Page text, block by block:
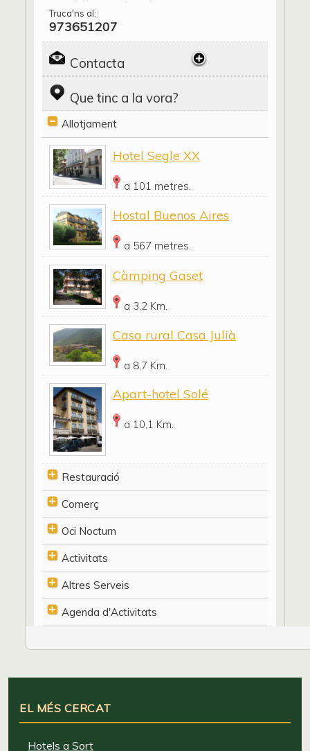
Truca'ns al:
973651207
Contacta
Que tinc a la vora?
Allotjament
Hotel Segle XX
a 101 metres.
Hostal Buenos Aires
a 567 metres.
Càmping Gaset
a 3,2 Km.
Casa rural Casa Julià
a 8,7 Km.
Apart-hotel Solé
a 10,1 Km.
Restauració
Comerç
Oci Nocturn
Activitats
Altres Serveis
Agenda d'Activitats
EL MÉS CERCAT
Hotels a Sort